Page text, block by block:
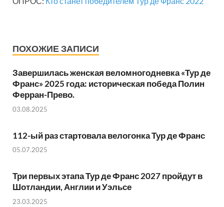
ПОХОЖИЕ ЗАПИСИ
Завершилась женская веломногодневка «Тур де
Франс» 2025 года: историческая победа Полин
Ферран-Прево.
03.08.2025
112-ый раз стартовала велогонка Тур де Франс
05.07.2025
Три первых этапа Тур де Франс 2027 пройдут в
Шотландии, Англии и Уэльсе
23.03.2025